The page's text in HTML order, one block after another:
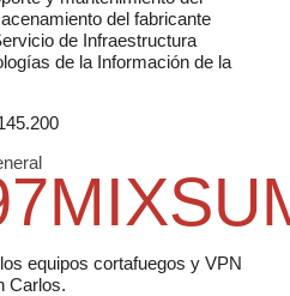
del fabricante
de Infraestructura
de la Información de la
equipos cortafuegos y VPN
Carlos.